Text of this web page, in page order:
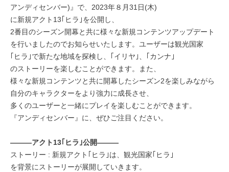
アンディセンバー)』で、2023年８月31日(木)
に新規アクト13｢ヒラ｣を公開し、
2番目のシーズン開幕と共に様々な新規コンテンツアップデート
を行いましたのでお知らせいたします。ユーザーは観光国家
｢ヒラ｣で新たな地域を探検し、｢イリヤ｣、｢カンナ｣
のストーリーを楽しむことができます。また、
様々な新規コンテンツと共に開幕したシーズン2を楽しみながら
自分のキャラクターをより強力に成長させ、
多くのユーザーと一緒にプレイを楽しむことができます。
『アンディセンバー』に、ぜひご注目ください。
―――アクト13｢ヒラ｣公開―――
ストーリー : 新規アクト｢ヒラ｣は、観光国家｢ヒラ｣
を背景にストーリーが展開していきます。